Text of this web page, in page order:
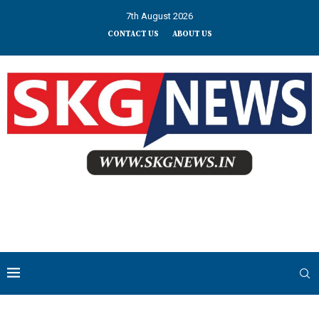
7th August 2026
CONTACT US ABOUT US